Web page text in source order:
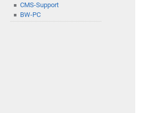
CMS-Support
BW-PC